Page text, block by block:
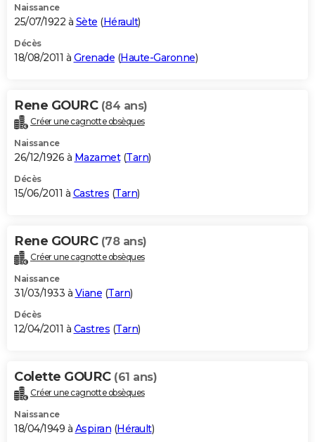
Naissance
25/07/1922 à Sète (Hérault)
Décès
18/08/2011 à Grenade (Haute-Garonne)
Rene GOURC (84 ans)
Créer une cagnotte obsèques
Naissance
26/12/1926 à Mazamet(Tarn)
Décès
15/06/2011 à Castres (Tarn)
Rene GOURC (78 ans)
Créer une cagnotte obsèques
Naissance
31/03/1933 à Viane (Tarn)
Décès
12/04/2011 à Castres (Tarn)
Colette GOURC (61 ans)
Créer une cagnotte obsèques
Naissance
18/04/1949 à Aspiran (Hérault)